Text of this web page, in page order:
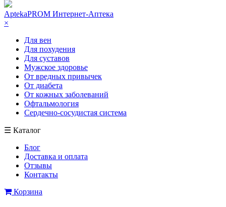
AptekaPROM Интернет-Аптека
×
Для вен
Для похудения
Для суставов
Мужское здоровье
От вредных привычек
От диабета
От кожных заболеваний
Офтальмология
Сердечно-сосудистая система
☰ Каталог
Блог
Доставка и оплата
Отзывы
Контакты
Корзина